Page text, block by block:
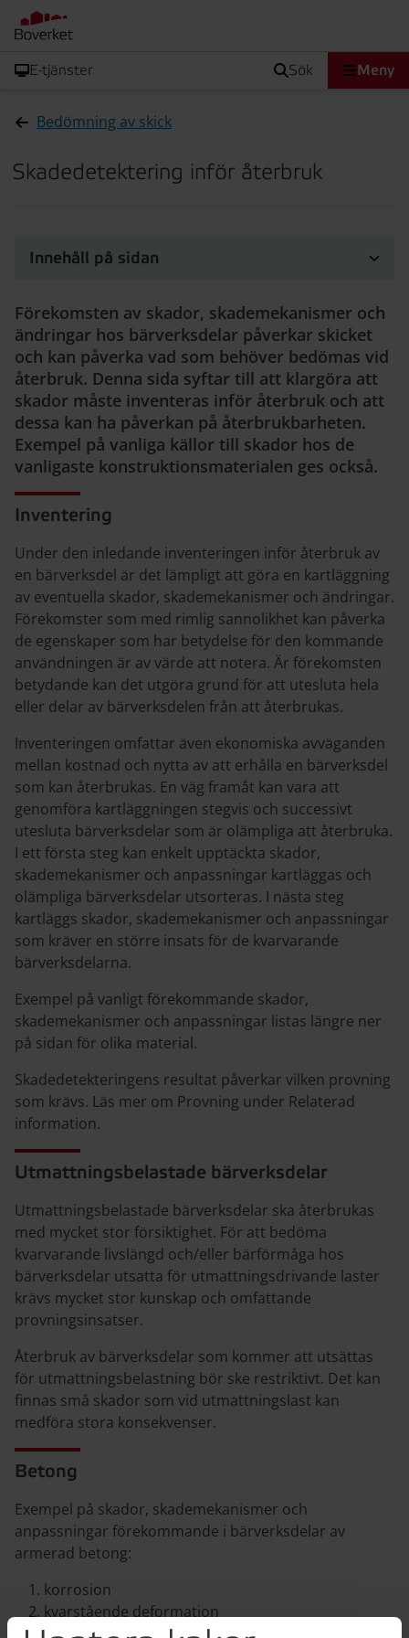
E-tjänster sök Meny
Bedömning av skick
Skadedetektering inför återbruk
Innehåll på sidan
Förekomsten av skador, skademekanismer och
ändringar hos bärverksdelar påverkar skicket
och kan påverka vad som behöver bedömas vid
återbruk. Denna sida syftar till att klargöra att
skador måste inventeras inför återbruk och att
dessa kan ha påverkan på återbrukbarheten.
Exempel på vanliga källor till skador hos de
vanligaste konstruktionsmaterialen ges också.
Inventering
Under den inledande inventeringen inför återbruk av
en bärverksdel är det lämpligt att göra en kartläggning
av eventuella skador, skademekanismer och ändringar.
Förekomster som med rimlig sannolikhet kan påverka
de egenskaper som har betydelse för den kommande
användningen är av värde att notera. Är förekomsten
betydande kan det utgöra grund för att utesluta hela
eller delar av bärverksdelen från att återbrukas.
Inventeringen omfattar även ekonomiska avväganden
mellan kostnad och nytta av att erhålla en bärverksdel
som kan återbrukas. En väg framåt kan vara att
genomföra kartläggningen stegvis och successivt
utesluta bärverksdelar som är olämpliga att återbruka.
I ett första steg kan enkelt upptäckta skador,
skademekanismer och anpassningar kartläggas och
olämpliga bärverksdelar utsorteras. I nästa steg
kartläggs skador, skademekanismer och anpassningar
som kräver en större insats för de kvarvarande
bärverksdelarna.
Exempel på vanligt förekommande skador,
skademekanismer och anpassningar listas längre ner
på sidan för olika material.
Skadedetekteringens resultat påverkar vilken provning
som krävs. Läs mer om Provning under Relaterad
information.
Utmattningsbelastade bärverksdelar
Utmattningsbelastade bärverksdelar ska återbrukas
med mycket stor försiktighet. För att bedöma
kvarvarande livslängd och/eller bärförmåga hos
bärverksdelar utsatta för utmattningsdrivande laster
krävs mycket stor kunskap och omfattande
provningsinsatser.
Återbruk av bärverksdelar som kommer att utsättas
för utmattningsbelastning bör ske restriktivt. Det kan
finnas små skador som vid utmattningslast kan
medföra stora konsekvenser.
Betong
Exempel på skador, skademekanismer och
anpassningar förekommande i bärverksdelar av
armerad betong:
korrosion
kvarstående deformation
sprickor (i både betong och armering)